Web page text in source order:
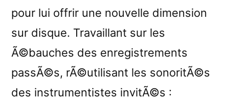
pour lui offrir une nouvelle dimension
sur disque. Travaillant sur les
Ã©bauches des enregistrements
passÃ©s, rÃ©utilisant les sonoritÃ©s
des instrumentistes invitÃ©s :